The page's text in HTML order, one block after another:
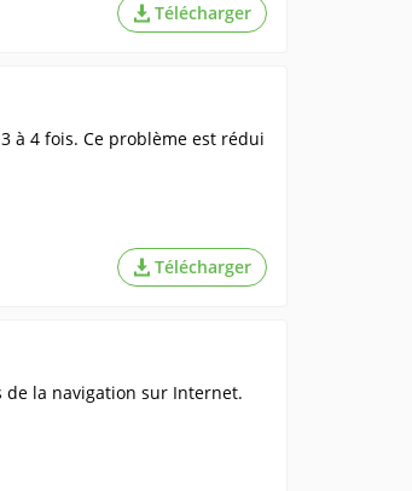
Télécharger
à 4 fois. Ce problème est rédui
Télécharger
la navigation sur Internet.